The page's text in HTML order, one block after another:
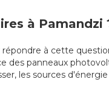
à Pamandzi
à cette
panneaux
les sources